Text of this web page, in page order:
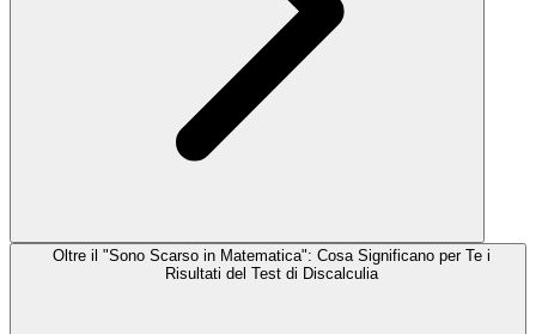
Oltre il "Sono Scarso in Matematica": Cosa Significano per Te i
Risultati del Test di Discalculia